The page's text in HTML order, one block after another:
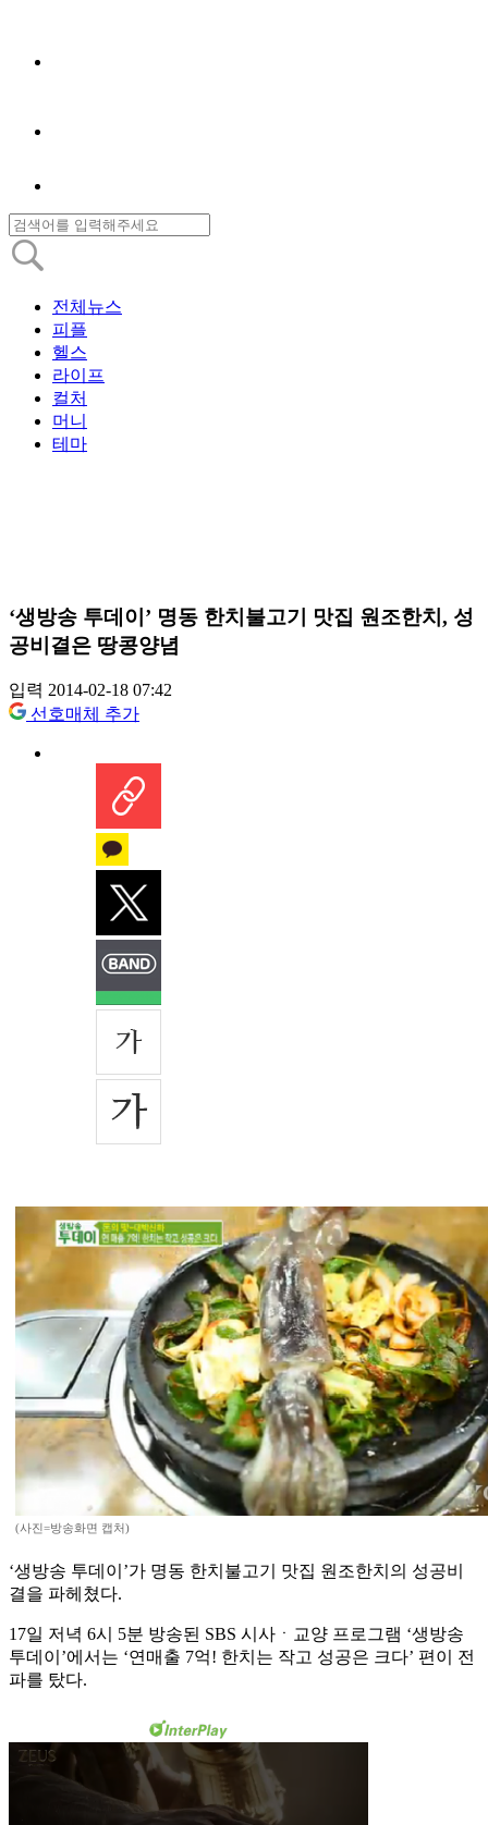
전체뉴스
피플
헬스
라이프
컬처
머니
테마
‘생방송 투데이’ 명동 한치불고기 맛집 원조한치, 성
공비결은 땅콩양념
입력 2014-02-18 07:42
선호매체 추가
(사진=방송화면 캡처)
‘생방송 투데이’가 명동 한치불고기 맛집 원조한치의 성공비
결을 파헤쳤다.
17일 저녁 6시 5분 방송된 SBS 시사ㆍ교양 프로그램 ‘생방송
투데이’에서는 ‘연매출 7억! 한치는 작고 성공은 크다’ 편이 전
파를 탔다.